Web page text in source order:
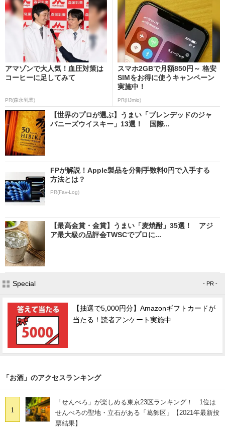
アマゾンで大人気！血圧対策は
コーヒーに足してみて
PR(森永乳業)
スマホ2GBで月額850円～ 格安
SIMをお得に使うキャンペーン
実施中！
PR(IIJmio)
【世界のプロが選ぶ】うまい「ブレンデッドのジャ
パニーズウイスキー」13選！ 国際...
FPが解説！Apple製品を分割手数料0円で入手する
方法とは？
PR(Fav-Log)
【最高金賞・金賞】うまい「麦焼酎」35選！ アジ
ア最大級の品評会TWSCでプロに...
Special - PR -
【抽選で5,000円分】Amazonギフトカードが
当たる！読者アンケート実施中
「お酒」のアクセスランキング
1
「せんべろ」が楽しめる東京23区ランキング！ 1位は
せんべろの聖地・立石がある「葛飾区」【2021年最新投
票結果】